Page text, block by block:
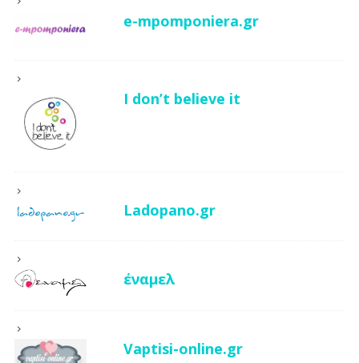
e-mpomponiera.gr
I don’t believe it
Ladopano.gr
έναμελ
Vaptisi-online.gr